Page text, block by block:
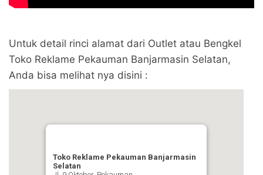
Untuk detail rinci alamat dari Outlet atau Bengkel
Toko Reklame Pekauman Banjarmasin Selatan,
Anda bisa melihat nya disini :
Toko Reklame Pekauman Banjarmasin
Selatan